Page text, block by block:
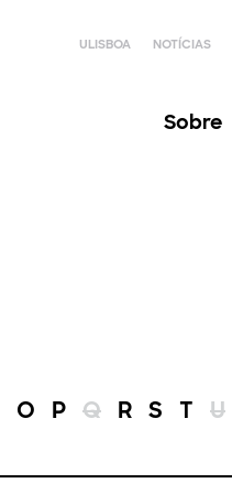
ULISBOA NOTÍCIAS
Sobre
O P Q R S T U